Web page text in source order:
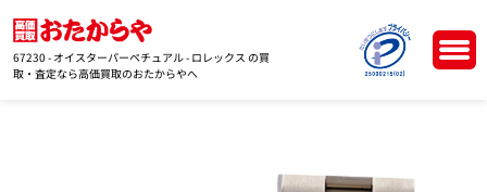
67230 - オイスターパーペチュアル - ロレックス の買
取・査定なら高価買取のおたからやへ